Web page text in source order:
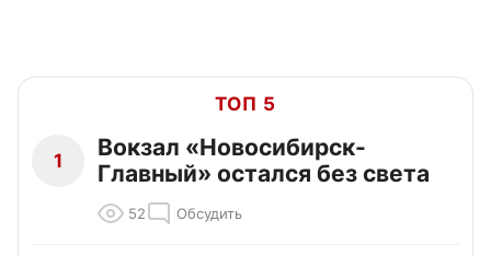
ТОП 5
1
Вокзал «Новосибирск-
Главный» остался без света
52 Обсудить